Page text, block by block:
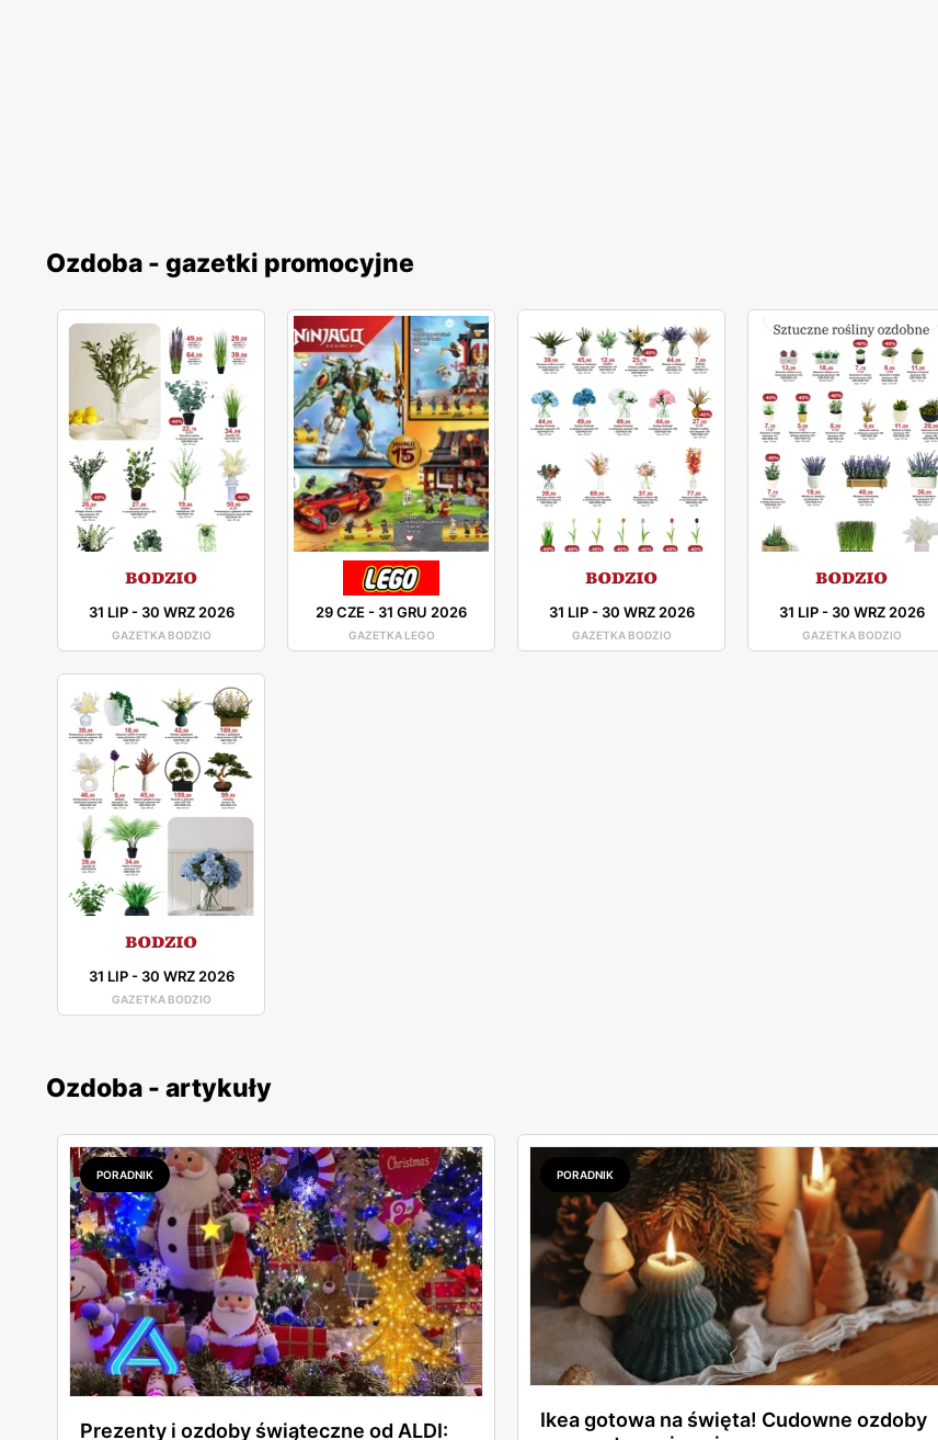
Ozdoba - gazetki promocyjne
31 LIP- 30 WRZ 2026
GAZETKA BODZIO
29 CZE - 31 GRU 2026
GAZETKA LEGO
31 LIP- 30 WRZ 2026
GAZETKA BODZIO
31 LIP- 30 WRZ 2026
GAZETKA BODZIO
31 LIP- 30 WRZ 2026
GAZETKA BODZIO
Ozdoba - artykuły
PORADNIK
Prezenty i ozdoby świąteczne od ALDI:
PORADNIK
Ikea gotowa na święta! Cudowne ozdoby